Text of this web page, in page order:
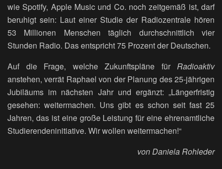
wie Spotify, Apple Music und Co. noch zeitgemäß ist, darf
beruhigt sein: Laut einer Studie der Radiozentrale hören
53 Millionen Menschen täglich durchschnittlich vier
Stunden Radio. Das entspricht 75 Prozent der Deutschen.
Auf die Frage, welche Zukunftspläne für Radioaktiv
anstehen, verrät Raphael von der Planung des 25-jährigen
Jubiläums im nächsten Jahr und ergänzt: „Längerfristig
gesehen: weitermachen. Uns gibt es schon seit fast 25
Jahren, das ist eine große Leistung für eine ehrenamtliche
Studierendeninitiative. Wir wollen weitermachen!“
von Daniela Rohleder